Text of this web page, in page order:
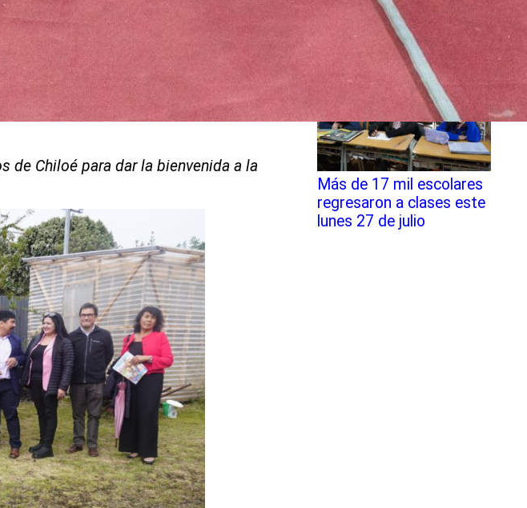
de Chiloé para dar la bienvenida a la
Nace Red Provincial de
Robótica Educativa de
SLEP Chiloé
Más de 17 mil escolares
regresaron a clases este
lunes 27 de julio